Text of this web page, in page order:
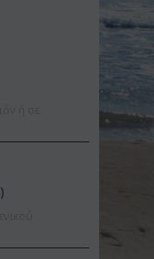
)